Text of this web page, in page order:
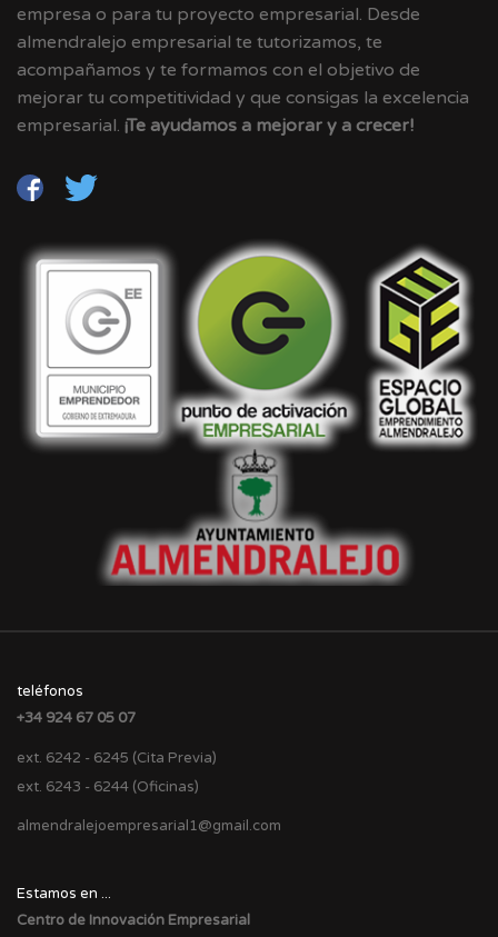
empresa o para tu proyecto empresarial. Desde
almendralejo empresarial te tutorizamos, te
acompañamos y te formamos con el objetivo de
mejorar tu competitividad y que consigas la excelencia
empresarial. ¡Te ayudamos a mejorar y a crecer!
teléfonos
+34 924 67 05 07
ext. 6242 - 6245 (Cita Previa)
ext. 6243 - 6244 (Oficinas)
almendralejoempresarial1@gmail.com
Estamos en ...
Centro de Innovación Empresarial